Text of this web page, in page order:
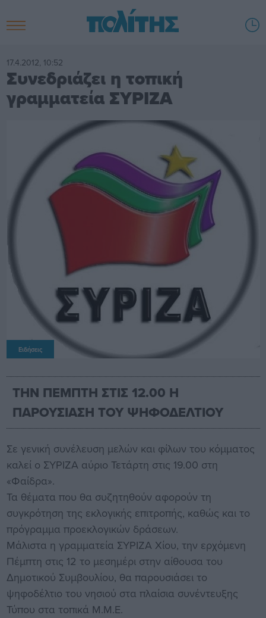
17.4.2012, 10:52
Συνεδριάζει η τοπική
γραμματεία ΣΥΡΙΖΑ
Ειδήσεις
ΤΗΝ ΠΕΜΠΤΗ ΣΤΙΣ 12.00 Η
ΠΑΡΟΥΣΙΑΣΗ ΤΟΥ ΨΗΦΟΔΕΛΤΙΟΥ
Σε γενική συνέλευση μελών και φίλων του κόμματος
καλεί ο ΣΥΡΙΖΑ αύριο Τετάρτη στις 19.00 στη
«Φαίδρα».
Τα θέματα που θα συζητηθούν αφορούν τη
συγκρότηση της εκλογικής επιτροπής, καθώς και το
πρόγραμμα προεκλογικών δράσεων.
Μάλιστα η γραμματεία ΣΥΡΙΖΑ Χίου, την ερχόμενη
Πέμπτη στις 12 το μεσημέρι στην αίθουσα του
Δημοτικού Συμβουλίου, θα παρουσιάσει το
ψηφοδέλτιο του νησιού στα πλαίσια συνέντευξης
Τύπου στα τοπικά Μ.Μ.Ε.